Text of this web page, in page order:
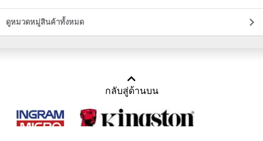
ดูหมวดหมู่สินค้าทั้งหมด
กลับสู่ด้านบน